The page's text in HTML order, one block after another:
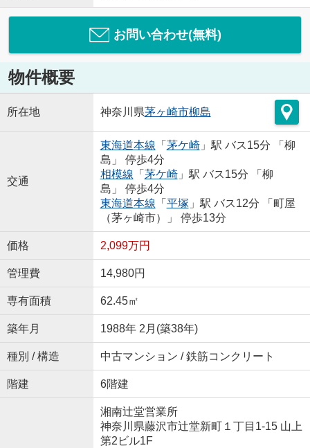
お問い合わせ(無料)
物件概要
所在地 神奈川県茅ヶ崎市柳島
交通
東海道本線 「 茅ケ崎」駅 バス15分 「柳
島」 停歩4分
相模線 「 茅ケ崎」駅 バス15分 「柳
島」 停歩4分
東海道本線 「 平塚 」駅 バス12分 「町屋
（茅ヶ崎市）」 停歩13分
価格 2,099万円
管理費 14,980円
専有面積 62.45㎡
築年月 1988年 2月(築38年)
種別 / 構造 中古マンション / 鉄筋コンクリート
階建 6階建
湘南辻堂営業所
神奈川県藤沢市辻堂新町１丁目1-15 山上
第2ビル1F